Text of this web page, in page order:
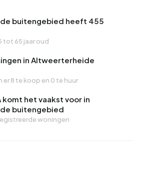
buitengebied heeft 455
tot 65 jaar oud
in Altweerterheide
er8 te koop en 0 te huur
komt het vaakst voor in
buitengebied
woningen